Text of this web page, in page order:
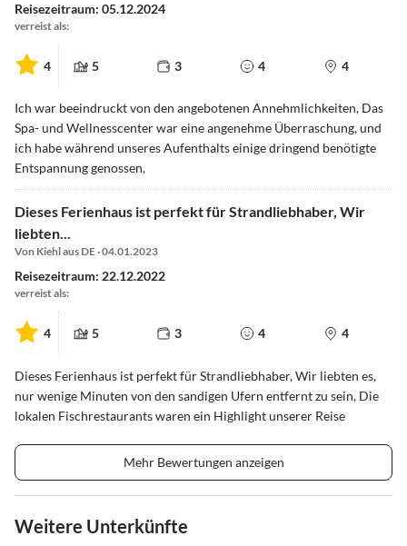
Reisezeitraum: 05.12.2024
verreist als:
4 5 3 4 4
Ich war beeindruckt von den angebotenen Annehmlichkeiten, Das
Spa- und Wellnesscenter war eine angenehme Überraschung, und
ich habe während unseres Aufenthalts einige dringend benötigte
Entspannung genossen,
Dieses Ferienhaus ist perfekt für Strandliebhaber, Wir
liebten...
Von Kiehl aus DE · 04.01.2023
Reisezeitraum: 22.12.2022
verreist als:
4 5 3 4 4
Dieses Ferienhaus ist perfekt für Strandliebhaber, Wir liebten es,
nur wenige Minuten von den sandigen Ufern entfernt zu sein, Die
lokalen Fischrestaurants waren ein Highlight unserer Reise
Mehr Bewertungen anzeigen
Weitere Unterkünfte